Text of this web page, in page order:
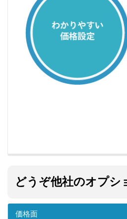
どうぞ他社のオプシ
価格面